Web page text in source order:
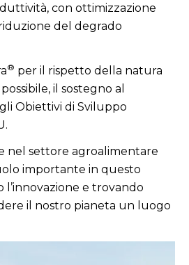
con ottimizzazione
del degrado
® per il rispetto della natura
il sostegno al
Obiettivi di Sviluppo
nel settore agroalimentare
importante in questo
l’innovazione e trovando
il nostro pianeta un luogo